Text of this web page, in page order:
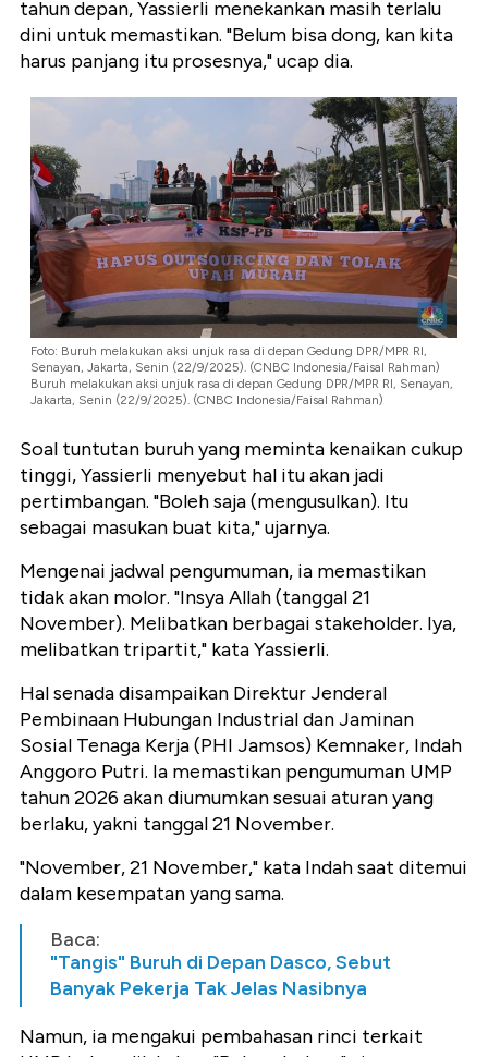
tahun depan, Yassierli menekankan masih terlalu
dini untuk memastikan. "Belum bisa dong, kan kita
harus panjang itu prosesnya," ucap dia.
Foto: Buruh melakukan aksi unjuk rasa di depan Gedung DPR/MPR RI,
Senayan, Jakarta, Senin (22/9/2025). (CNBC Indonesia/Faisal Rahman)
Buruh melakukan aksi unjuk rasa di depan Gedung DPR/MPR RI, Senayan,
Jakarta, Senin (22/9/2025). (CNBC Indonesia/Faisal Rahman)
Soal tuntutan buruh yang meminta kenaikan cukup
tinggi, Yassierli menyebut hal itu akan jadi
pertimbangan. "Boleh saja (mengusulkan). Itu
sebagai masukan buat kita," ujarnya.
Mengenai jadwal pengumuman, ia memastikan
tidak akan molor. "Insya Allah (tanggal 21
November). Melibatkan berbagai stakeholder. Iya,
melibatkan tripartit," kata Yassierli.
Hal senada disampaikan Direktur Jenderal
Pembinaan Hubungan Industrial dan Jaminan
Sosial Tenaga Kerja (PHI Jamsos) Kemnaker, Indah
Anggoro Putri. Ia memastikan pengumuman UMP
tahun 2026 akan diumumkan sesuai aturan yang
berlaku, yakni tanggal 21 November.
"November, 21 November," kata Indah saat ditemui
dalam kesempatan yang sama.
Baca:
"Tangis" Buruh di Depan Dasco, Sebut
Banyak Pekerja Tak Jelas Nasibnya
Namun, ia mengakui pembahasan rinci terkait